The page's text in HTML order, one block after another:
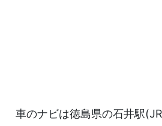
車のナビは徳島県の石井駅